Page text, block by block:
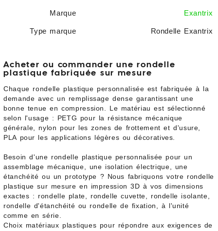
Marque Exantrix
Type marque Rondelle Exantrix
Acheter ou commander une rondelle
plastique fabriquée sur mesure
Chaque rondelle plastique personnalisée est fabriquée à la
demande avec un remplissage dense garantissant une
bonne tenue en compression. Le matériau est sélectionné
selon l'usage : PETG pour la résistance mécanique
générale, nylon pour les zones de frottement et d'usure,
PLA pour les applications légères ou décoratives.
Besoin d'une rondelle plastique personnalisée pour un
assemblage mécanique, une isolation électrique, une
étanchéité ou un prototype ? Nous fabriquons votre rondelle
plastique sur mesure en impression 3D à vos dimensions
exactes : rondelle plate, rondelle cuvette, rondelle isolante,
rondelle d'étanchéité ou rondelle de fixation, à l'unité
comme en série.
Choix matériaux plastiques pour répondre aux exigences de